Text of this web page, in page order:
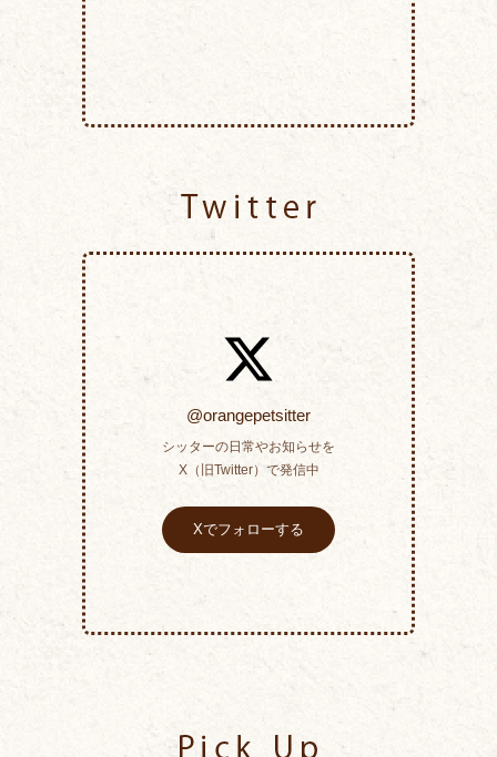
@orangepetsitter
シッターの日常やお知らせを
X（旧Twitter）で発信中
Xでフォローする